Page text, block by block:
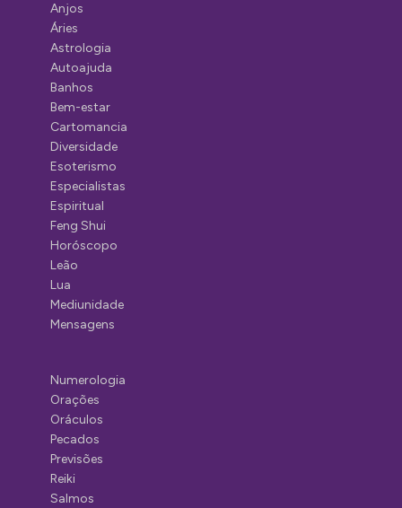
Anjos
Áries
Astrologia
Autoajuda
Banhos
Bem-estar
Cartomancia
Diversidade
Esoterismo
Especialistas
Espiritual
Feng Shui
Horóscopo
Leão
Lua
Mediunidade
Mensagens
Numerologia
Orações
Oráculos
Pecados
Previsões
Reiki
Salmos